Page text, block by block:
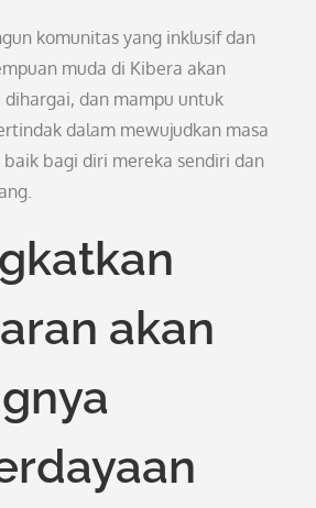
komunitas yang inklusif dan
muda di Kibera akan
dihargai, dan mampu untuk
dalam mewujudkan masa
bagi diri mereka sendiri dan
akan